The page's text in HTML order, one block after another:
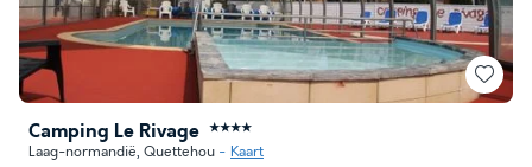
Camping Le Rivage ★★★★
Laag-normandië, Quettehou Kaart